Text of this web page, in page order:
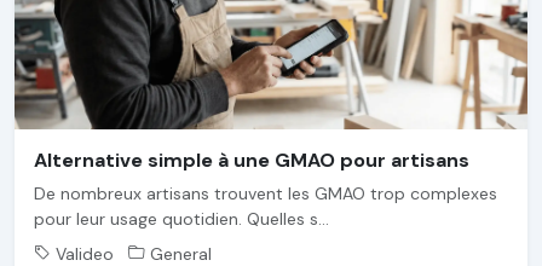
Alternative simple à une GMAO pour artisans
De nombreux artisans trouvent les GMAO trop complexes
pour leur usage quotidien. Quelles s...
Valideo
General